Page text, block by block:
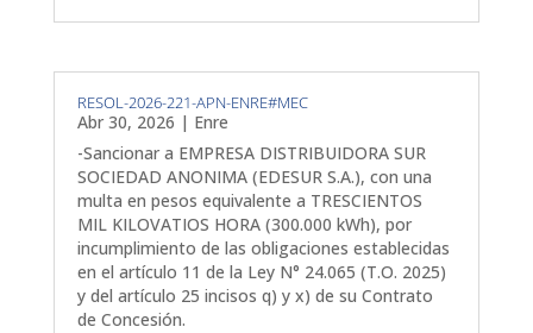
RESOL-2026-221-APN-ENRE#MEC
Abr 30, 2026 | Enre
-Sancionar a EMPRESA DISTRIBUIDORA SUR
SOCIEDAD ANONIMA (EDESUR S.A.), con una
multa en pesos equivalente a TRESCIENTOS
MIL KILOVATIOS HORA (300.000 kWh), por
incumplimiento de las obligaciones establecidas
en el artículo 11 de la Ley N° 24.065 (T.O. 2025)
y del artículo 25 incisos q) y x) de su Contrato
de Concesión.